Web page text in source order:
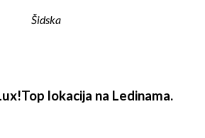
Šidska
lokacija na Ledinama.